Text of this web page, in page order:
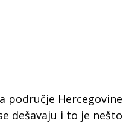
područje
dešavaju i to je